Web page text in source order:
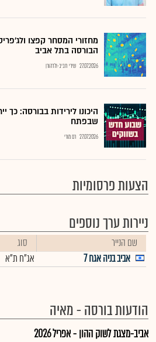
מחזורי המסחר קפצו
הבורסה בתל אביב
27.07.2026 שירי חביב-ולדהורן
היכונו לירידות בבורסה:
שבפתח
27.07.2026 רם מורי
הצעות פרסומיות
ניירות ערך נוספים
שם הנייר סוג
אביב בניה אגח 7
אג"ח ת"א
הודעות בורסה - מאיה
אביב-מצגת לשוק ההון - אפריל 2026